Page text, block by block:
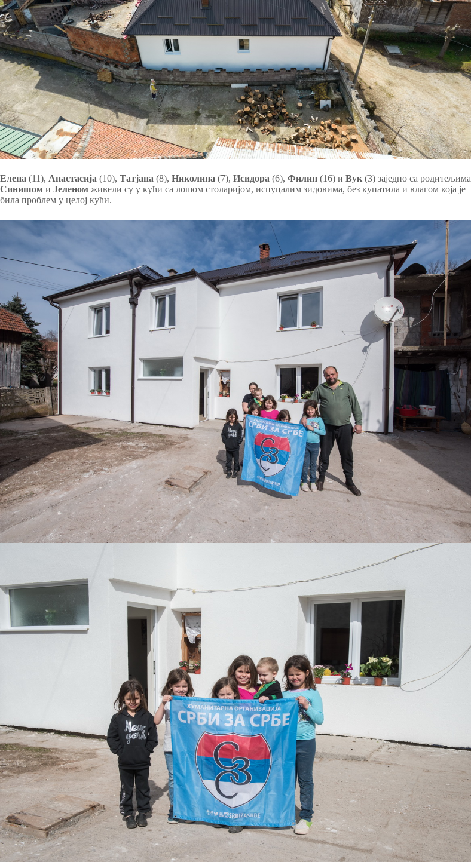
Елена (11), Анастасија (10), Татјана (8), Николина (7), Исидора (6), Филип (16) и Вук (3) заједно са родитељима
Синишом и Јеленом живели су у кући са лошом столаријом, испуцалим зидовима, без купатила и влагом која је
била проблем у целој кући.